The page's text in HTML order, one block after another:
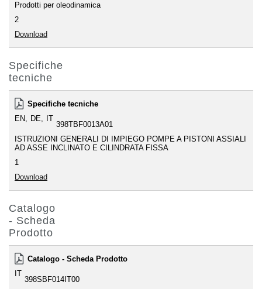
Prodotti per oleodinamica
2
Download
Specifiche
tecniche
Specifiche tecniche
EN
DE IT
398TBF0013A01
ISTRUZIONI GENERALI DI IMPIEGO POMPE A PISTONI ASSIALI
AD ASSE INCLINATO E CILINDRATA FISSA
1
Download
Catalogo
- Scheda
Prodotto
Catalogo - Scheda Prodotto
IT
398SBF014IT00